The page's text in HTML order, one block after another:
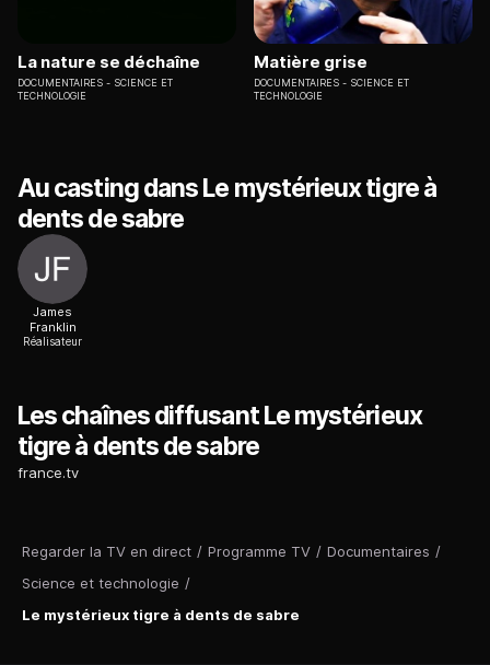
Regarder la TV en direct / Programme TV / Documentaires /
Science et technologie /
Le mystérieux tigre à dents de sabre
La nature se déchaîne
DOCUMENTAIRES
SCIENCE ET
TECHNOLOGIE
Matière grise
DOCUMENTAIRES
SCIENCE ET
TECHNOLOGIE
Au casting dans Le mystérieux tigre à
dents de sabre
James
Franklin
Réalisateur
Les chaînes diffusant Le mystérieux
tigre à dents de sabre
france.tv